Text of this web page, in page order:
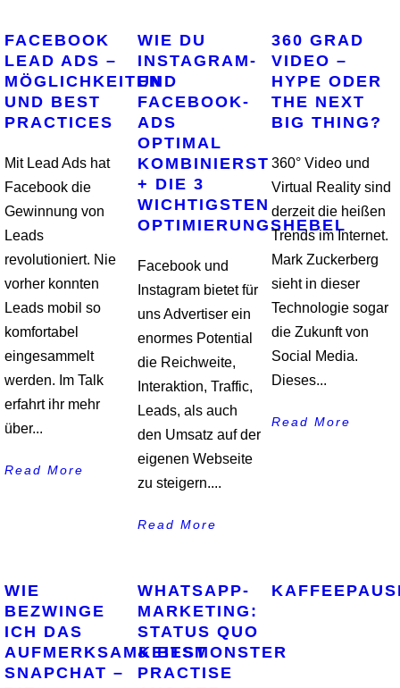
FACEBOOK
LEAD ADS –
MÖGLICHKEITEN
UND BEST
PRACTICES
Mit Lead Ads hat
Facebook die
Gewinnung von
Leads
revolutioniert. Nie
vorher konnten
Leads mobil so
komfortabel
eingesammelt
werden. Im Talk
erfahrt ihr mehr
über...
Read More
WIE DU
INSTAGRAM-
UND
FACEBOOK-
ADS
OPTIMAL
KOMBINIERST
+ DIE 3
WICHTIGSTEN
OPTIMIERUNGSHEBEL
Facebook und
Instagram bietet für
uns Advertiser ein
enormes Potential
die Reichweite,
Interaktion, Traffic,
Leads, als auch
den Umsatz auf der
eigenen Webseite
zu steigern....
Read More
360 GRAD
VIDEO –
HYPE ODER
THE NEXT
BIG THING?
360° Video und
Virtual Reality sind
derzeit die heißen
Trends im Internet.
Mark Zuckerberg
sieht in dieser
Technologie sogar
die Zukunft von
Social Media.
Dieses...
Read More
WIE
BEZWINGE
ICH DAS
AUFMERKSAMKEITSMONSTER
SNAPCHAT –
WHATSAPP-
MARKETING:
STATUS QUO
& BEST
PRACTISE